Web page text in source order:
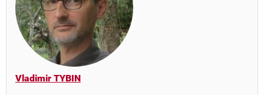
Vladimir TYBIN